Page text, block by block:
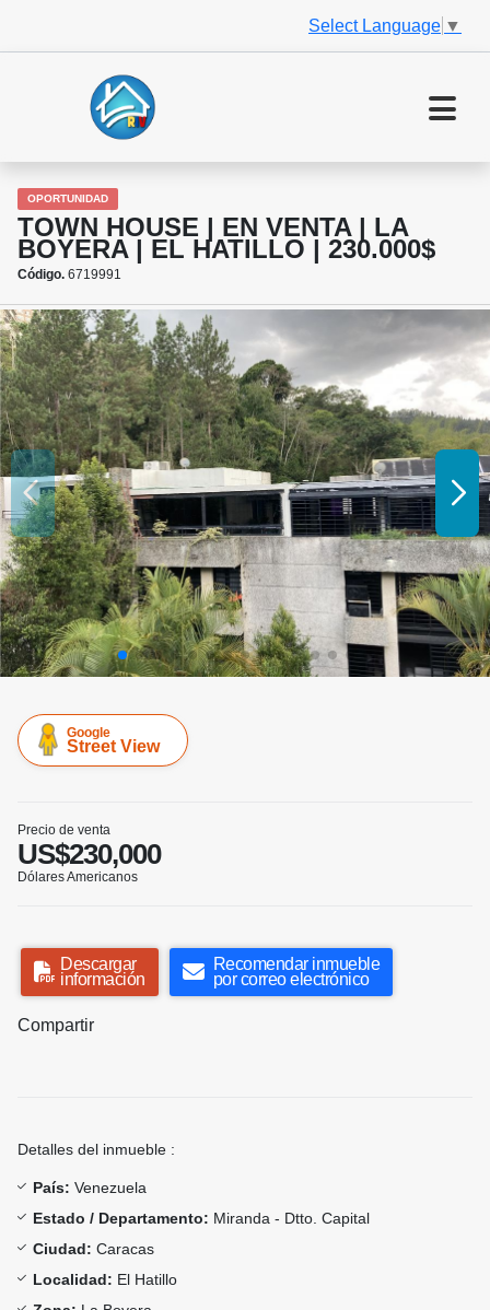
Select Language ▼
OPORTUNIDAD
TOWN HOUSE | EN VENTA | LA
BOYERA | EL HATILLO | 230.000$
Código. 6719991
Google
Street View
Precio de venta
US$230,000
Dólares Americanos
Descargar
información
Recomendar inmueble
por correo electrónico
Compartir
Detalles del inmueble :
País: Venezuela
Estado / Departamento: Miranda - Dtto. Capital
Ciudad: Caracas
Localidad: El Hatillo